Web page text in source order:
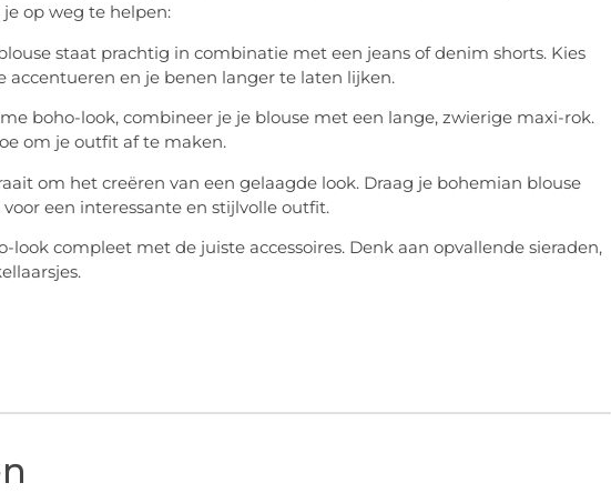
op weg te helpen:
staat prachtig in combinatie met een jeans of denim shorts. Kies
en je benen langer te laten lijken.
boho-look, combineer je je blouse met een lange, zwierige maxi-rok.
om je outfit af te maken.
om het creëren van een gelaagde look. Draag je bohemian blouse
een interessante en stijlvolle outfit.
look compleet met de juiste accessoires. Denk aan opvallende sieraden,